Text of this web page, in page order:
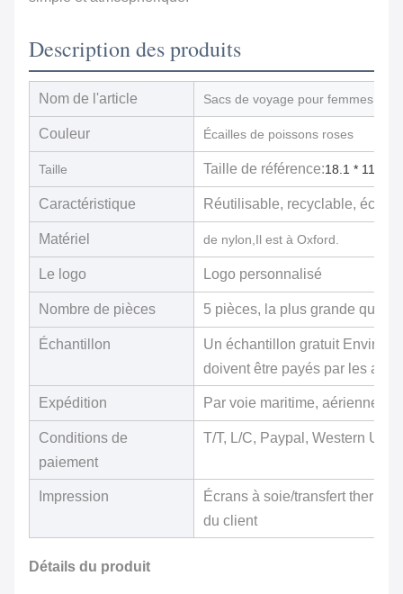
Description des produits
Nom de l'article Sacs de voyage pour femmes
Couleur Écailles de poissons roses
Taille Taille de référence:18.1 * 11,8 *
Caractéristique Réutilisable, recyclable,
Matériel de nylon, Il est à Oxford.
Le logo Logo personnalisé
Nombre de pièces 5 pièces, la plus grande
Échantillon
Un échantillon gratuit Environ
doivent être payés par les
Expédition Par voie maritime, aérienne et
Conditions de
paiement
T/T, L/C, Paypal, Western
Impression
Écrans à soie/transfert
du client
Détails du produit